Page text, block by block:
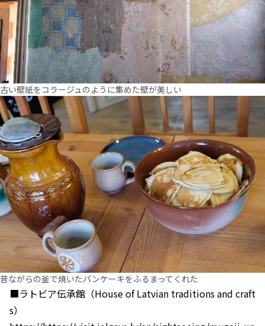
古い壁紙をコラージュのように集めた壁が美しい
昔ながらの釜で焼いたパンケーキをふるまってくれた
■ラトビア伝承館（House of Latvian traditions and craft
s）